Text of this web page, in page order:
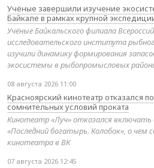
Учёные завершили изучение
Байкале в рамках крупной
Учёные Байкальского филиала
исследовательского института
изучили динамику формирования
экосистемы в рыбопромысловых
08 августа 2026 11:00
Красноярский кинотеатр отказался
сомнительных условий проката
Кинотеатр «Луч» отказался включать
«Последний богатырь. Колобок», о чем
кинотеатра в ВК
07 августа 2026 12:45